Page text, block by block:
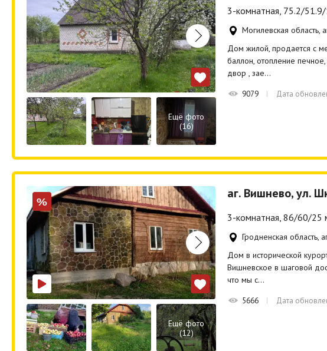
Ещё фото
(16)
3-комнатная, 75.2/
Могилевская область,
Дом жилой, продается с
баллон, отопление
двор , зае…
9079 Дата
%
Ещё фото
(12)
аг. Вишнево, ул.
3-комнатная, 86/60/25
Гродненская область,
Дом в исторической
Вишневское в шаговой
что мы с…
5666 Дата